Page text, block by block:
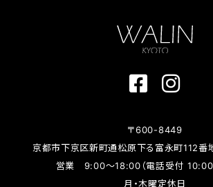
〒600-8449
京都市下京区新町通松原下る富永町112番
営業 9:00～18:00（電話受付 10:00
月・木曜定休日